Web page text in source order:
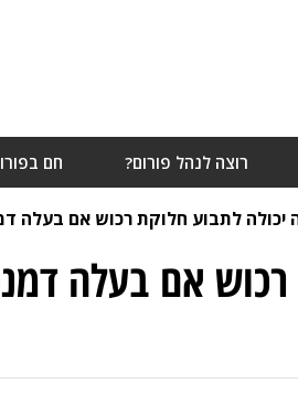
רוצה לנהל פורום? חם
לתבוע חלוקת רכוש אם בעלה
אם בעלה